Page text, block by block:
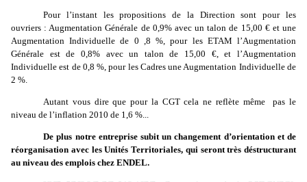
Pour l’instant les propositions de la Direction sont pour les
ouvriers : Augmentation Générale de 0,9% avec un talon de 15,00 € et une
Augmentation Individuelle de 0 ,8 %, pour les ETAM l’Augmentation
Générale est de 0,8% avec un talon de 15,00 €, et l’Augmentation
Individuelle est de 0,8 %, pour les Cadres une Augmentation Individuelle de
2 %.
Autant vous dire que pour la CGT cela ne reflète même
pas le
niveau de l’inflation 2010 de 1,6 %...
De plus notre entreprise subit un changement d’orientation et de
réorganisation avec les Unités Territoriales, qui seront très déstructurant
au niveau des emplois chez ENDEL.